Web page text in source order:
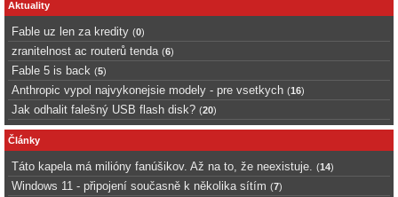
Aktuality
Fable uz len za kredity (0)
zranitelnost ac routerů tenda (6)
Fable 5 is back (5)
Anthropic vypol najvykonejsie modely - pre vsetkych (16)
Jak odhalit falešný USB flash disk? (20)
Články
Táto kapela má milióny fanúšikov. Až na to, že neexistuje. (14)
Windows 11 - připojení současně k několika sítím (7)